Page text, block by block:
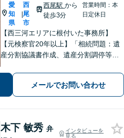
愛
知
県
|
西
尾
市
西尾駅から
徒歩3分
営業時間：本
日定休日
【西三河エリアに根付いた事務所】
【元検察官20年以上】「相続問題：遺
産分割協議書作成、遺産分割調停等を
税理士・社労士がいます】不当解雇・
未払い残業代・就業規則の整備など対
応【当日/夜間/土日対応可】
メールでお問い合わせ
木下 敏秀 弁
インタビューを
見る